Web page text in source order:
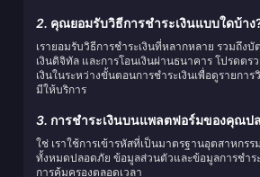
2. คุณยอมรับวิธีการชำระเงินแบบใดบ้าง
เรายอมรับวิธีการชำระเงินที่หลากหลาย รวมถึงบั
เงินดิจิทัล และการโอนเงินผ่านธนาคาร โปรดตร
เงินในระหว่างขั้นตอนการชำระเงินเพื่อดูรายกา
มีให้บริการ
3. การชำระเงินบนแพลตฟอร์มของคุณป
ใช่ เราใช้การเข้ารหัสที่เป็นมาตรฐานอุตสาหกรร
ทั้งหมดปลอดภัย ข้อมูลส่วนตัวและข้อมูลการชำร
การคุ้มครองตลอดเวลา